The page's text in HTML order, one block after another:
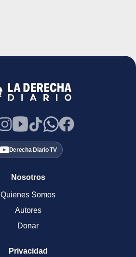
Derecha Diario TV
Nosotros
Quienes Somos
Autores
Donar
Privacidad